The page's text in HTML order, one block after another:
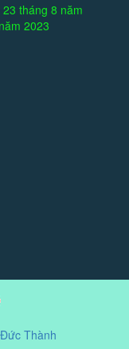
tháng 8 năm
2023
Thành